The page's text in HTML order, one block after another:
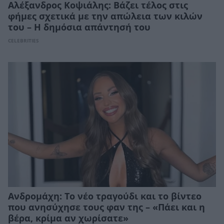
Αλέξανδρος Κοψιάλης: Βάζει τέλος στις
φήμες σχετικά με την απώλεια των κιλών
του – Η δημόσια απάντησή του
CELEBRITIES
Ανδρομάχη: Το νέο τραγούδι και το βίντεο
που ανησύχησε τους φαν της – «Πάει και η
βέρα, κρίμα αν χωρίσατε»